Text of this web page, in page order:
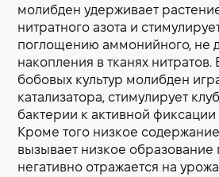
молибден удерживает
нитратного азота и
поглощению аммонийного, не
накопления в тканях
бобовых культур молибден
катализатора, стимулирует
бактерии к активной фиксации
Кроме того низкое
вызывает низкое образование
негативно отражается на